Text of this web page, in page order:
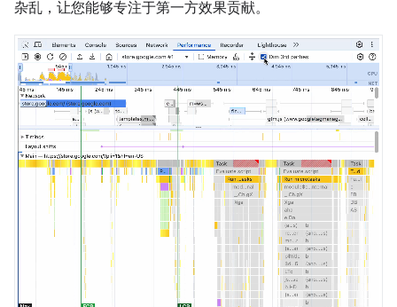
杂乱，让您能够专注于第一方效果贡献。